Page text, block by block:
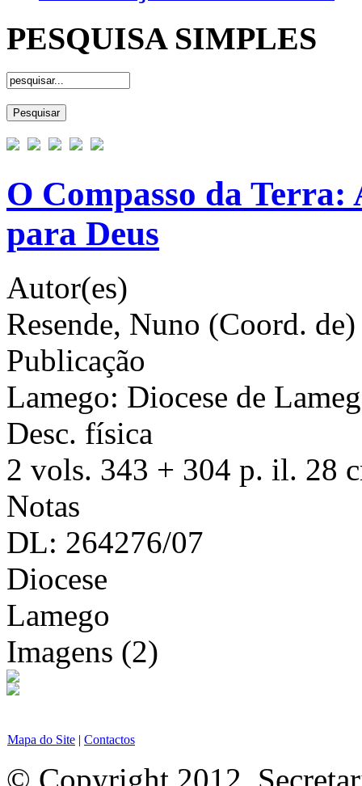
PESQUISA SIMPLES
O Compasso da
para Deus
Autor(es)
Resende, Nuno (Coord. de)
Publicação
Lamego: Diocese de
Desc. física
2 vols. 343 + 304 p. il. 28
Notas
DL: 264276/07
Diocese
Lamego
Imagens (2)
Mapa do Site | Contactos